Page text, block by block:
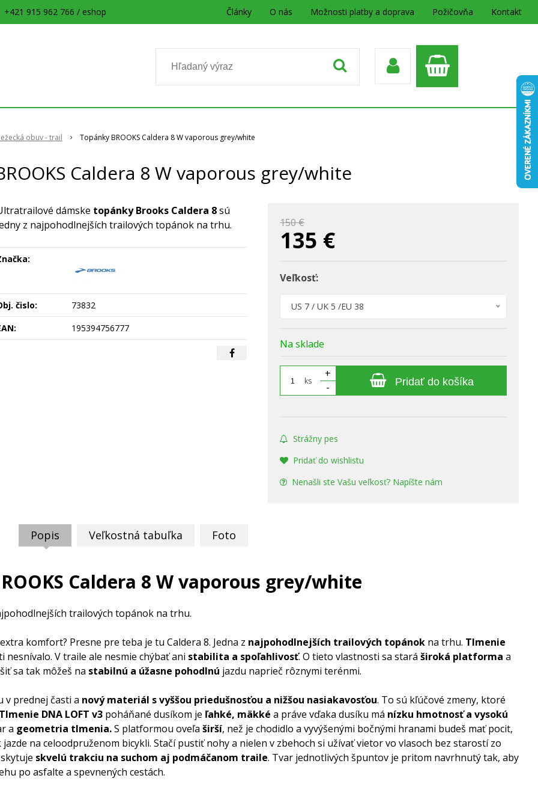
+421 915 962 766 / eshop Články O nás Možnosti platby a doprava Požičovňa Kontakt
obuv - trail Topánky BROOKS Caldera 8 W vaporous grey/white
Caldera 8 W vaporous grey/white
150 €
135 €
Veľkosť:
US 7 / UK 5 /EU 38
Na sklade
ks
+
-
Pridať do košíka
Strážny pes
Pridať do wishlistu
Nenašli ste Vašu veľkosť? Napíšte nám
dámske topánky Brooks Caldera 8sú
z najpohodlnejších trailových topánok na trhu.
čislo:
73832
195394756777
Popis Veľkostná tabuľka Foto
Caldera 8 W vaporous grey/white
trailových topánok na trhu.
komfort? Presne pre teba je tu Caldera 8. Jedna z najpohodlnejších trailových topánok na trhu. Tlmenie
V traile ale nesmie chýbať ani stabilita a spoľahlivosť. O tieto vlastnosti sa stará široká platforma a
sa tak môžeš na stabilnú a úžasne pohodlnú jazdu naprieč rôznymi terénmi.
v prednej časti a nový materiál s vyššou priedušnosťou a nižšou nasiakavosťou. To sú kľúčové zmeny, ktoré
DNA LOFT v3 poháňané dusíkom je ľahké, mäkké a práve vďaka dusíku má nízku hmotnosť a vysokú
a geometria tlmenia.S platformou oveľa širší, než je chodidlo a vyvýšenými bočnými hranami budeš mať pocit,
na celoodpruženom bicykli. Stačí pustiť nohy a nielen v zbehoch si užívať vietor vo vlasoch bez starostí zo
skvelú trakciu na suchom aj podmáčanom traile. Tvar jednotlivých špuntov je pritom navrhnutý tak, aby
po asfalte a spevnených cestách.